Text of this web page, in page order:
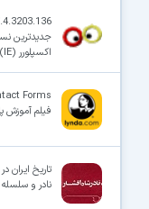
جدیدترین
اکسپلورر (IE)
Forms
فیلم آموزش
تاریخ ایران
نادر و